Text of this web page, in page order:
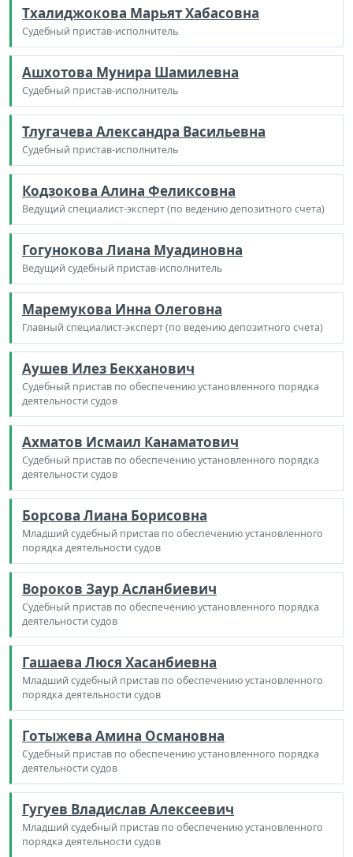
Тхалиджокова Марьят Хабасовна
Судебный пристав-исполнитель
Ашхотова Мунира Шамилевна
Судебный пристав-исполнитель
Тлугачева Александра Васильевна
Судебный пристав-исполнитель
Кодзокова Алина Феликсовна
Ведущий специалист-эксперт (по ведению депозитного счета)
Гогунокова Лиана Муадиновна
Ведущий судебный пристав-исполнитель
Маремукова Инна Олеговна
Главный специалист-эксперт (по ведению депозитного счета)
Аушев Илез Бекханович
Судебный пристав по обеспечению установленного порядка
деятельности судов
Ахматов Исмаил Канаматович
Судебный пристав по обеспечению установленного порядка
деятельности судов
Борсова Лиана Борисовна
Младший судебный пристав по обеспечению установленного
порядка деятельности судов
Вороков Заур Асланбиевич
Судебный пристав по обеспечению установленного порядка
деятельности судов
Гашаева Люся Хасанбиевна
Младший судебный пристав по обеспечению установленного
порядка деятельности судов
Готыжева Амина Османовна
Судебный пристав по обеспечению установленного порядка
деятельности судов
Гугуев Владислав Алексеевич
Младший судебный пристав по обеспечению установленного
порядка деятельности судов